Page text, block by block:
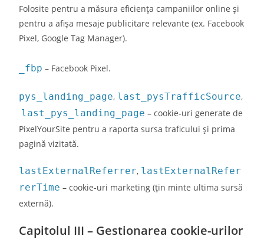
Folosite pentru a măsura eficiența campaniilor online și
pentru a afișa mesaje publicitare relevante (ex. Facebook
Pixel, Google Tag Manager).
_fbp – Facebook Pixel.
pys_landing_page, last_pysTrafficSource,
last_pys_landing_page – cookie-uri generate de
PixelYourSite pentru a raporta sursa traficului și prima
pagină vizitată.
lastExternalReferrer, lastExternalRefer
rerTime – cookie-uri marketing (țin minte ultima sursă
externă).
Capitolul III – Gestionarea cookie-urilor